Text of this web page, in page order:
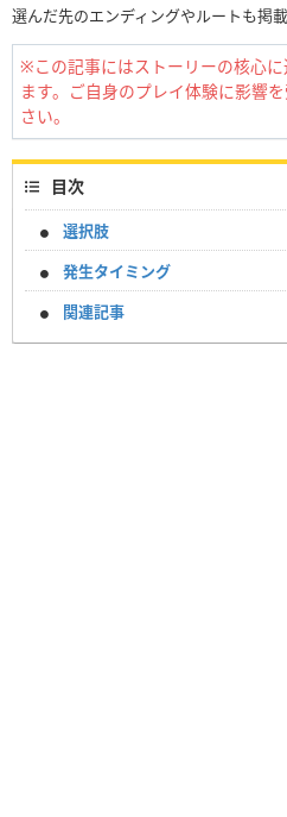
選んだ先のエンディングやルートも掲載
※この記事にはストーリーの核心
ます。ご自身のプレイ体験に影響
さい。
目次
選択肢
発生タイミング
関連記事